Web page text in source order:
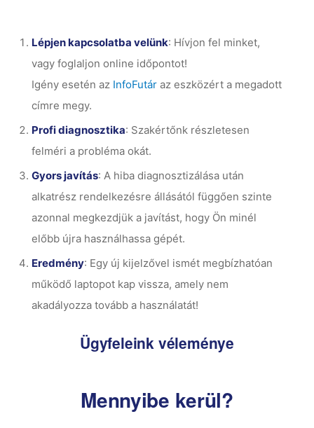
Lépjen kapcsolatba velünk: Hívjon fel minket,
vagy foglaljon online időpontot!
Igény esetén az InfoFutár az eszközért a megadott
címre megy.
Profi diagnosztika: Szakértőnk részletesen
felméri a probléma okát.
Gyors javítás: A hiba diagnosztizálása után
alkatrész rendelkezésre állásától függően szinte
azonnal megkezdjük a javítást, hogy Ön minél
előbb újra használhassa gépét.
Eredmény: Egy új kijelzővel ismét megbízhatóan
működő laptopot kap vissza, amely nem
akadályozza tovább a használatát!
Ügyfeleink véleménye
Mennyibe kerül?